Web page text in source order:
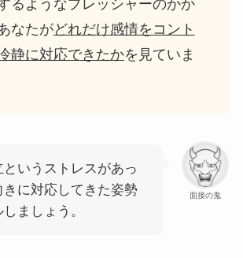
るようなプレッシャーのかか
なたがどれだけ感情をコント
静に対応できたかを見ていま
面接の鬼
いうストレスがあっ
きに対応してきた姿勢
ましょう。